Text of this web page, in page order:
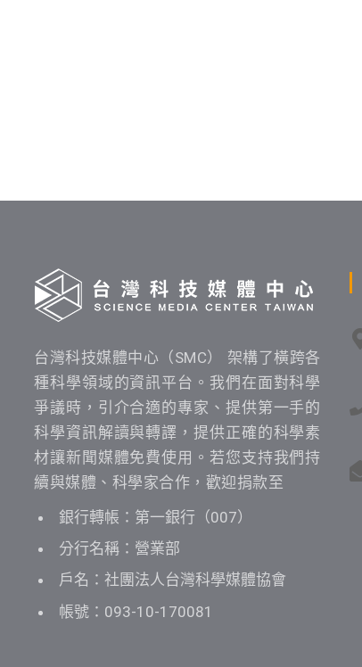
台灣科技媒體中心（SMC） 架構了橫跨各
種科學領域的資訊平台。我們在面對科學
爭議時，引介合適的專家、提供第一手的
科學資訊解讀與轉譯，提供正確的科學素
材讓新聞媒體免費使用。若您支持我們持
續與媒體、科學家合作，歡迎捐款至
銀行轉帳：第一銀行（007）
分行名稱：營業部
戶名：社團法人台灣科學媒體協會
帳號：093-10-170081